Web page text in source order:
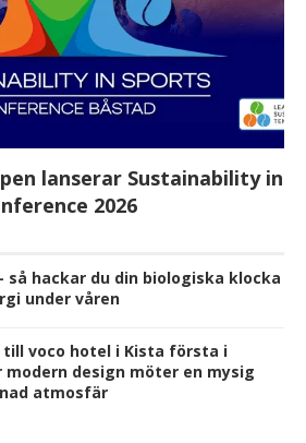
lanserar Sustainability in
2026
så hackar du din biologiska klocka
under våren
till voco hotel i Kista första i
modern design möter en mysig
atmosfär